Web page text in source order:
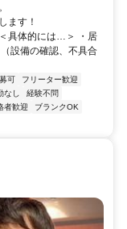
ます！
には…＞ ・居
設備の確認、不具合
可
フリーター歓迎
なし
経験不問
者歓迎
ブランクOK